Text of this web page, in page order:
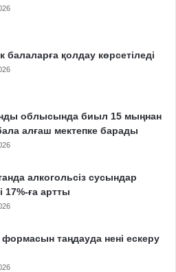
балаларға қолдау көрсетіледі
облысында биыл 15 мыңнан
алғаш мектепке барады
алкогольсіз сусындар
17%-ға артты
формасын таңдауда нені ескеру